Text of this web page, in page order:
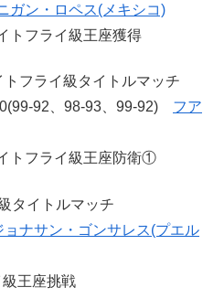
ガン・ロペス(メキシコ)
トフライ級王座獲得
フライ級タイトルマッチ
92、98-93、99-92) フア
トフライ級王座防衛①
タイトルマッチ
ョナサン・ゴンサレス(プエル
王座挑戦